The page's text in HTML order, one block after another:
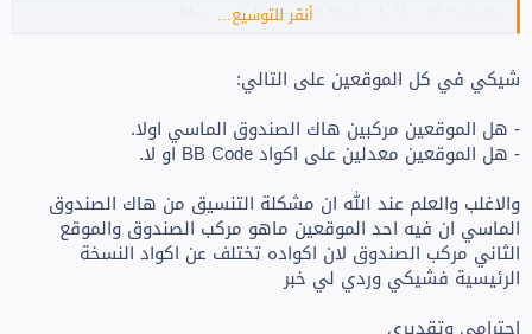
مافهمت اللي اشيك عليها الصندوق الماسي وbb
أنقر للتوسيع...
شيكي في كل الموقعين على التالي:
- هل الموقعين مركبين هاك الصندوق الماسي اولا.
- هل الموقعين معدلين على اكواد BB Code او لا.
والاغلب والعلم عند الله ان مشكلة التنسيق من هاك الصندوق
الماسي ان فيه احد الموقعين ماهو مركب الصندوق والموقع
الثاني مركب الصندوق لان اكواده تختلف عن اكواد النسخة
الرئيسية فشيكي وردي لي خبر